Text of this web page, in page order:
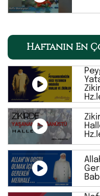
Haftanın En